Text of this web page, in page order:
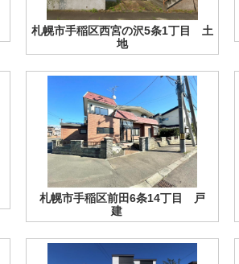
札幌市手稲区西宮の沢5条1丁目 土
地
札幌市手稲区前田6条14丁目 戸
建